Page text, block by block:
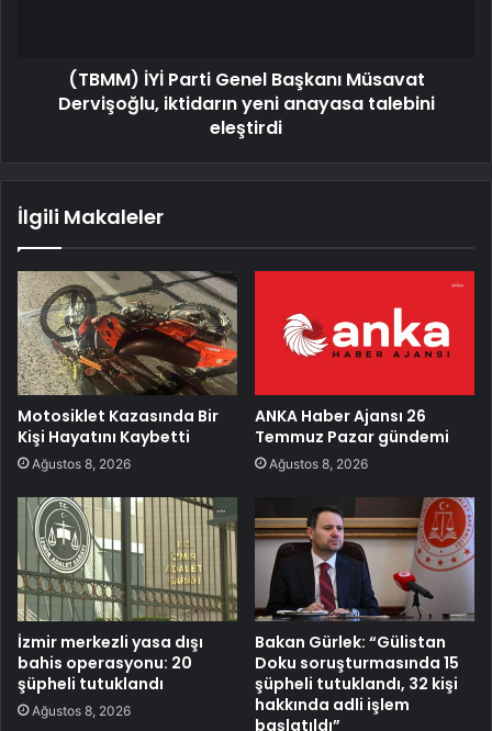
(TBMM) İYİ Parti Genel Başkanı Müsavat
Dervişoğlu, iktidarın yeni anayasa talebini
eleştirdi
İlgili Makaleler
Motosiklet Kazasında Bir
Kişi Hayatını Kaybetti
Ağustos 8, 2026
ANKA Haber Ajansı 26
Temmuz Pazar gündemi
Ağustos 8, 2026
İzmir merkezli yasa dışı
bahis operasyonu: 20
şüpheli tutuklandı
Ağustos 8, 2026
Bakan Gürlek: “Gülistan
Doku soruşturmasında 15
şüpheli tutuklandı, 32 kişi
hakkında adli işlem
başlatıldı”